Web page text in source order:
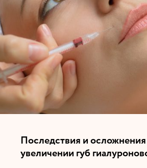
Последствия и
увеличении губ